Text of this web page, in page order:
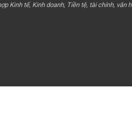
Kinh tế, Kinh doanh, Tiền tệ, tài chính, văn